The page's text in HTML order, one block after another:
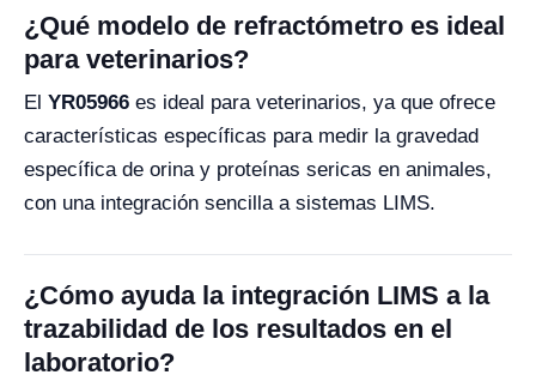
¿Qué modelo de refractómetro es ideal
para veterinarios?
El YR05966 es ideal para veterinarios, ya que ofrece
características específicas para medir la gravedad
específica de orina y proteínas sericas en animales,
con una integración sencilla a sistemas LIMS.
¿Cómo ayuda la integración LIMS a la
trazabilidad de los resultados en el
laboratorio?